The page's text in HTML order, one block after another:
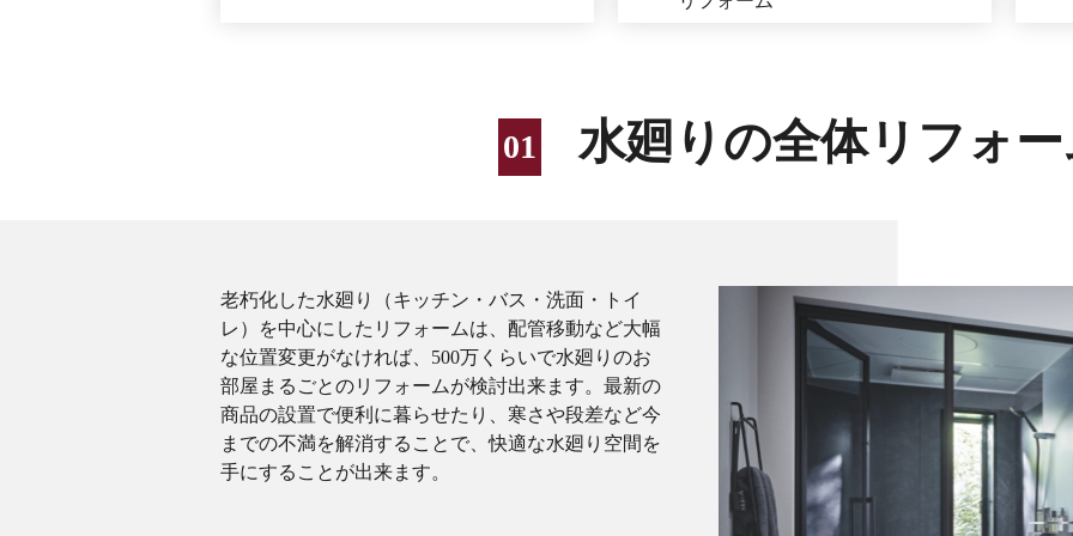
水廻りの全体リフォ
老朽化した水廻り（キッチン・バス・洗面・トイ
レ）を中心にしたリフォームは、配管移動など大幅
な位置変更がなければ、500万くらいで水廻りのお
部屋まるごとのリフォームが検討出来ます。最新の
商品の設置で便利に暮らせたり、寒さや段差など今
までの不満を解消することで、快適な水廻り空間を
手にすることが出来ます。